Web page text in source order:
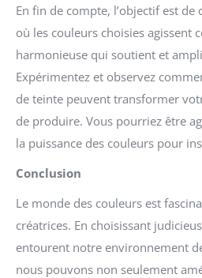
En fin de compte, l’objectif est
où les couleurs choisies agissent
harmonieuse qui soutient et
Expérimentez et observez
de teinte peuvent transformer
de produire. Vous pourriez être
la puissance des couleurs pour
Conclusion
Le monde des couleurs est
créatrices. En choisissant
entourent notre environnement
nous pouvons non seulement